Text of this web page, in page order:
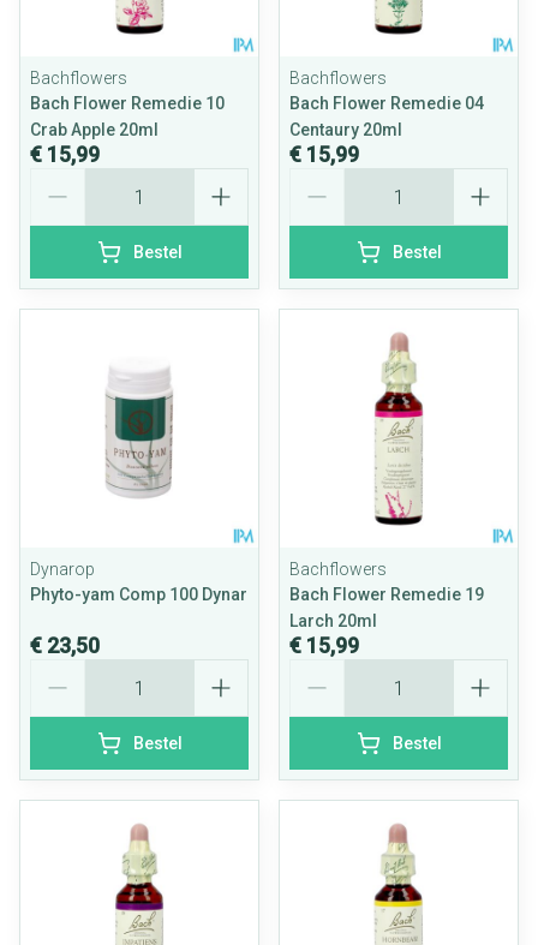
Bachflowers
Bach Flower Remedie 10
Crab Apple 20ml
€ 15,99
Bestel
Bachflowers
Bach Flower Remedie 04
Centaury 20ml
€ 15,99
Bestel
Dynarop
Phyto-yam Comp 100 Dynar
€ 23,50
Bestel
Bachflowers
Bach Flower Remedie 19
Larch 20ml
€ 15,99
Bestel